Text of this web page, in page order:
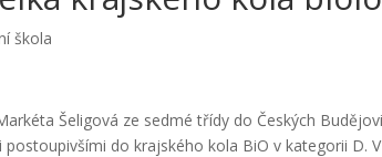
škola
Šeligová ze sedmé třídy do Českých
do krajského kola BiO v kategorii D.